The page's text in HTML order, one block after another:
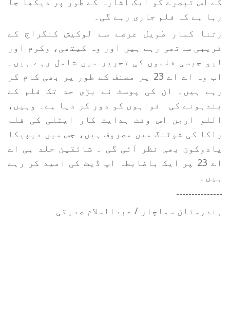
رہا ہے کہ فلم جاری رہے گی۔
رتنا کمار طویل عرصے سے لوکیش کنگراج کے
قریبی ساتھی رہے ہیں اور وہ کیتھی، وکرم اور
لیو جیسی فلموں کی تحریر میں شامل رہے ہیں۔
اب وہ اے اے 23 پر مصنف کے طور پر بھی کام کر
رہے ہیں۔ ان کی پوسٹ نے بڑی حد تک فلم کے
بندہونے کی افواہوں کو دور کر دیا ہے۔ وہیں،
اللو ارجن اس وقت ہدایت کار ایٹلی کی فلم
راکا کی شوٹنگ میں مصروف ہیں، جس میں دیپیکا
پادوکون بھی نظر آئی گی ۔ شائقین جلد ہی اے
اے 23 پر ایک باضابطہ اپ ڈیٹ کی امید کر رہے
ہیں۔
---------------
ہندوستان سماچار / عبدالسلام صدیقی